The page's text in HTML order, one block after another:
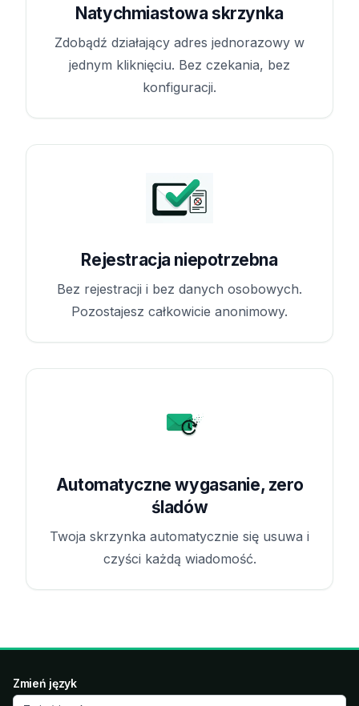
Natychmiastowa skrzynka
Zdobądź działający adres jednorazowy w
jednym kliknięciu. Bez czekania, bez
konfiguracji.
Rejestracja niepotrzebna
Bez rejestracji i bez danych osobowych.
Pozostajesz całkowicie anonimowy.
Automatyczne wygasanie, zero
śladów
Twoja skrzynka automatycznie się usuwa i
czyści każdą wiadomość.
Zmień język